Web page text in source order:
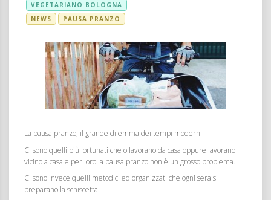
VEGETARIANO BOLOGNA
NEWS
PAUSA PRANZO
La pausa pranzo, il grande dilemma dei tempi moderni.
Ci sono quelli più fortunati che o lavorano da casa oppure lavorano
vicino a casa e per loro la pausa pranzo non è un grosso problema.
Ci sono invece quelli metodici ed organizzati che ogni sera si
preparano la schiscetta.